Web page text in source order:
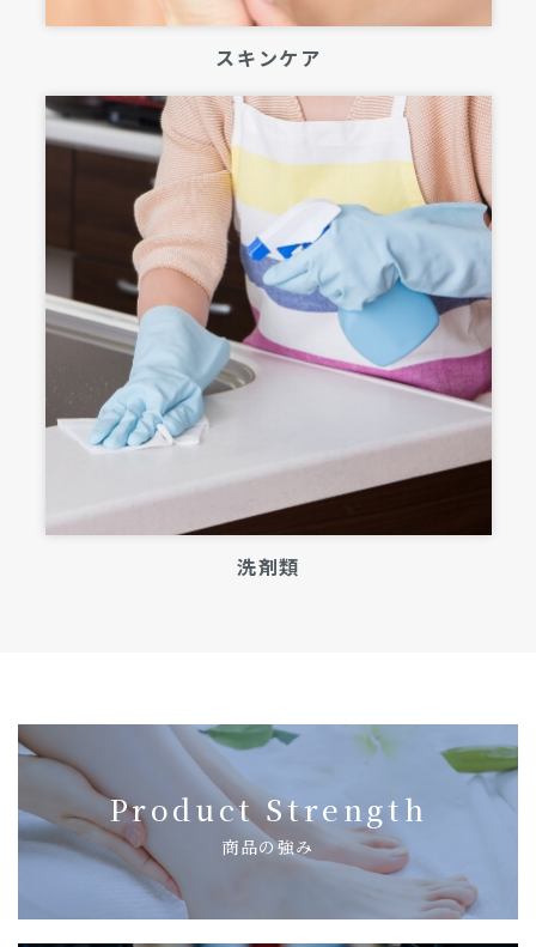
スキンケア
洗剤類
Product Strength
商品の強み